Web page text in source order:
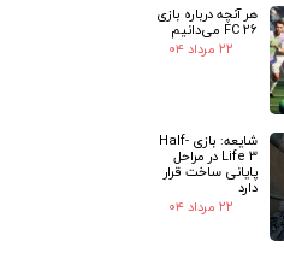
هر آنچه درباره بازی
FC 26 می‌دانیم
۲۲ مرداد ۰۴
شایعه: بازی Half-
Life 3 در مراحل
پایانی ساخت قرار
دارد
۲۲ مرداد ۰۴